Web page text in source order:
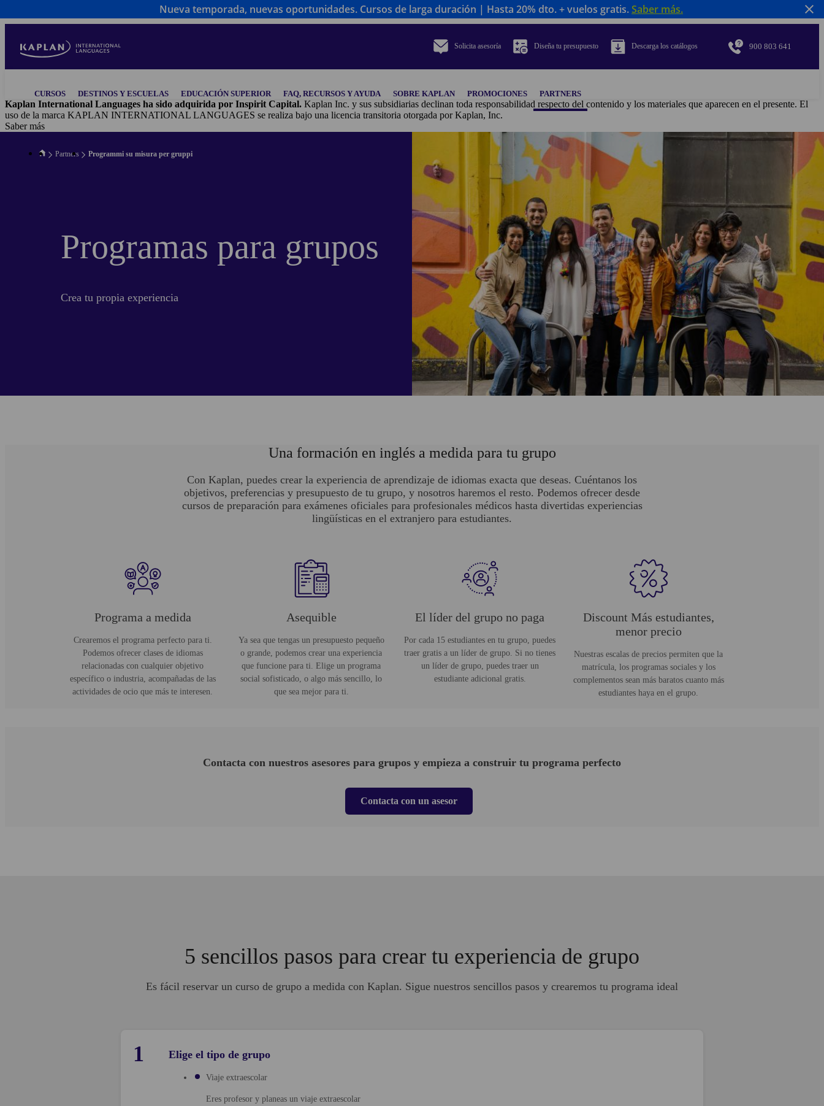
to
content
Solicita asesoría Diseña tu presupuesto Descarga los catálogos 900 803 641
navigationCURSOS DESTINOS Y ESCUELAS EDUCACIÓN SUPERIOR FAQ, RECURSOS Y AYUDA SOBRE KAPLAN PROMOCIONES PARTNERS
Kaplan International Languages ha sido adquirida por Inspirit Capital. Kaplan Inc. y sus subsidiarias declinan toda responsabilidad respecto del contenido y los materiales que aparecen en el presente. El
uso de la marca KAPLAN INTERNATIONAL LANGUAGES se realiza bajo una licencia transitoria otorgada por Kaplan, Inc.
Saber más
Nueva temporada, nuevas oportunidades. Cursos de larga duración | Hasta 20% dto. + vuelos gratis.Saber más.
Partners Programmi su misura per gruppi
Programas para grupos
Crea tu propia experiencia
Una formación en inglés a medida para tu grupo
Con Kaplan, puedes crear la experiencia de aprendizaje de idiomas exacta que deseas. Cuéntanos los
objetivos, preferencias y presupuesto de tu grupo, y nosotros haremos el resto. Podemos ofrecer desde
cursos de preparación para exámenes oficiales para profesionales médicos hasta divertidas experiencias
lingüísticas en el extranjero para estudiantes.
Programa a medida
Crearemos el programa perfecto para ti.
Podemos ofrecer clases de idiomas
relacionadas con cualquier objetivo
específico o industria, acompañadas de las
actividades de ocio que más te interesen.
Asequible
Ya sea que tengas un presupuesto pequeño
o grande, podemos crear una experiencia
que funcione para ti. Elige un programa
social sofisticado, o algo más sencillo, lo
que sea mejor para ti.
El líder del grupo no paga
Por cada 15 estudiantes en tu grupo, puedes
traer gratis a un líder de grupo. Si no tienes
un líder de grupo, puedes traer un
estudiante adicional gratis.
Discount Más estudiantes,
menor precio
Nuestras escalas de precios permiten que la
matrícula, los programas sociales y los
complementos sean más baratos cuanto más
estudiantes haya en el grupo.
Contacta con nuestros asesores para grupos y empieza a construir tu programa perfecto
Contacta con un asesor
5 sencillos pasos para crear tu experiencia de grupo
Es fácil reservar un curso de grupo a medida con Kaplan. Sigue nuestros sencillos pasos y crearemos tu programa ideal
1 Elige el tipo de grupo
Viaje extraescolar
Eres profesor y planeas un viaje extraescolar